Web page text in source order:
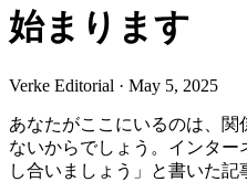
始まります
Verke Editorial · May 5, 2025
あなたがここにいるのは、
ないからでしょう。インタ
し合いましょう」と書いた